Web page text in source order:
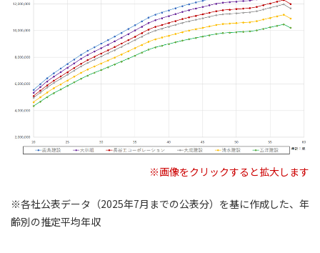
※画像をクリックすると拡大します
※各社公表データ（2025年7月までの公表分）を基に作成した、年
齢別の推定平均年収